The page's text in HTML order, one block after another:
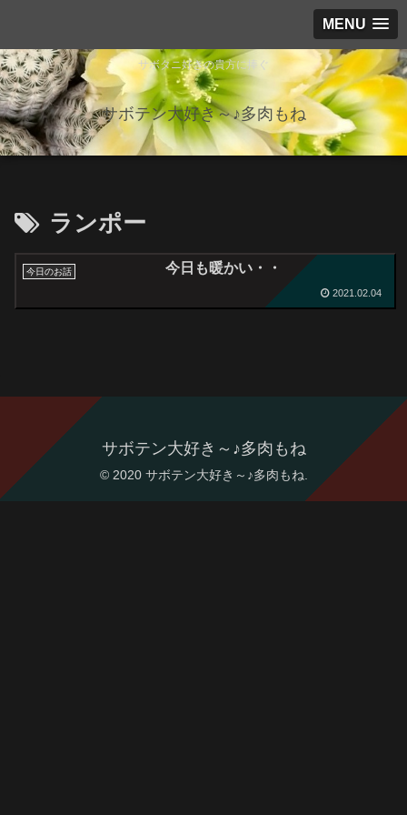
MENU
サボタニ好きの貴方に捧ぐ
サボテン大好き～♪多肉もね
ランポー
今日のお話 今日も暖かい・・
2021.02.04
サボテン大好き～♪多肉もね
© 2020 サボテン大好き～♪多肉もね.